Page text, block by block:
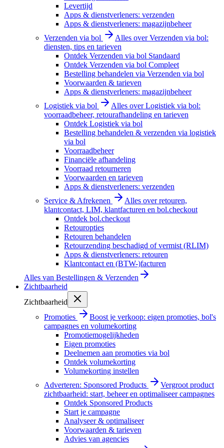
Levertijd
Apps & dienstverleners: verzenden
Apps & dienstverleners: magazijnbeheer
Verzenden via bol
Alles over Verzenden via bol:
diensten, tips en tarieven
Ontdek Verzenden via bol Standaard
Ontdek Verzenden via bol Compleet
Bestelling behandelen via Verzenden via bol
Voorwaarden & tarieven
Apps & dienstverleners: magazijnbeheer
Logistiek via bol
Alles over Logistiek via bol:
voorraadbeheer, retourafhandeling en tarieven
Ontdek Logistiek via bol
Bestelling behandelen & verzenden via logistiek
via bol
Voorraadbeheer
Financiële afhandeling
Voorraad retourneren
Voorwaarden en tarieven
Apps & dienstverleners: verzenden
Service & Afrekenen
Alles over retouren,
klantcontact, LIM, klantfacturen en bol.checkout
Ontdek bol.checkout
Retouropties
Retouren behandelen
Retourzending beschadigd of vermist (RLIM)
Apps & dienstverleners: retouren
Klantcontact en (BTW-)facturen
Alles van Bestellingen & Verzenden
Zichtbaarheid
Zichtbaarheid
Promoties
Boost je verkoop: eigen promoties, bol's
campagnes en volumekorting
Promotiemogelijkheden
Eigen promoties
Deelnemen aan promoties via bol
Ontdek volumekorting
Volumekorting instellen
Adverteren: Sponsored Products
Vergroot product
zichtbaarheid: start, beheer en optimaliseer campagnes
Ontdek Sponsored Products
Start je campagne
Analyseer & optimaliseer
Voorwaarden & tarieven
Advies van agencies